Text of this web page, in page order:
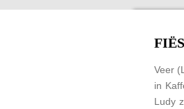
Veer
in
Ludy